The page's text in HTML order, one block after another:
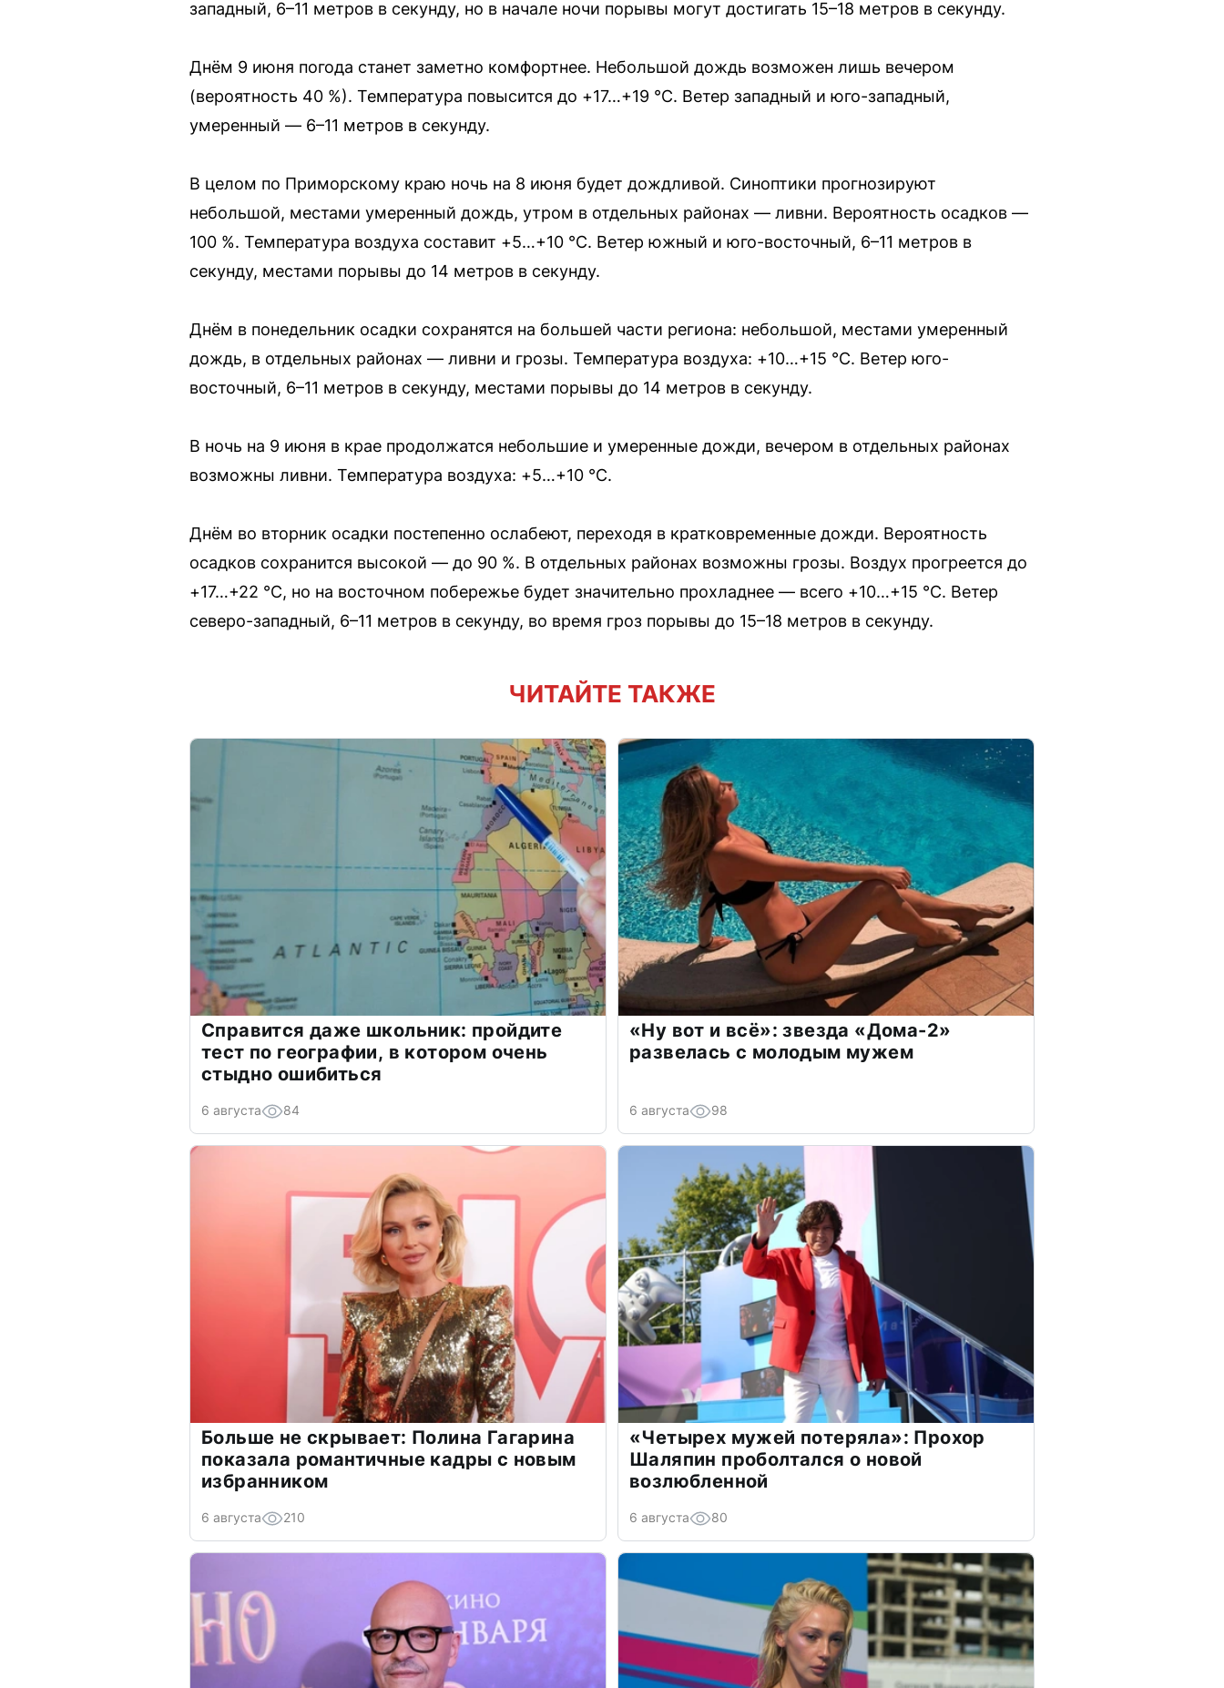
западный, 6–11 метров в секунду, но в начале ночи порывы могут достигать 15–18 метров в секунду.
Днём 9 июня погода станет заметно комфортнее. Небольшой дождь возможен лишь вечером
(вероятность 40 %). Температура повысится до +17…+19 °C. Ветер западный и юго-западный,
умеренный — 6–11 метров в секунду.
В целом по Приморскому краю ночь на 8 июня будет дождливой. Синоптики прогнозируют
небольшой, местами умеренный дождь, утром в отдельных районах — ливни. Вероятность осадков —
100 %. Температура воздуха составит +5…+10 °C. Ветер южный и юго-восточный, 6–11 метров в
секунду, местами порывы до 14 метров в секунду.
Днём в понедельник осадки сохранятся на большей части региона: небольшой, местами умеренный
дождь, в отдельных районах — ливни и грозы. Температура воздуха: +10…+15 °C. Ветер юго-
восточный, 6–11 метров в секунду, местами порывы до 14 метров в секунду.
В ночь на 9 июня в крае продолжатся небольшие и умеренные дожди, вечером в отдельных районах
возможны ливни. Температура воздуха: +5…+10 °C.
Днём во вторник осадки постепенно ослабеют, переходя в кратковременные дожди. Вероятность
осадков сохранится высокой — до 90 %. В отдельных районах возможны грозы. Воздух прогреется до
+17…+22 °C, но на восточном побережье будет значительно прохладнее — всего +10…+15 °C. Ветер
северо-западный, 6–11 метров в секунду, во время гроз порывы до 15–18 метров в секунду.
ЧИТАЙТЕ ТАКЖЕ
Справится даже школьник: пройдите
тест по географии, в котором очень
стыдно ошибиться
6 августа 84
«Ну вот и всё»: звезда «Дома-2»
развелась с молодым мужем
6 августа 98
Больше не скрывает: Полина Гагарина
показала романтичные кадры с новым
избранником
6 августа 210
«Четырех мужей потеряла»: Прохор
Шаляпин проболтался о новой
возлюбленной
6 августа 80